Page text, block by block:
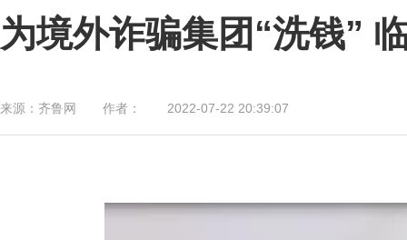
为境外诈骗集团“洗钱”
来源： 齐鲁网 作者： 2022-07-22 20:39:07